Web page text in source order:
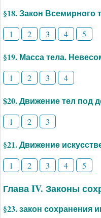
§18. Закон Всемирного
1 2 3 4 5
§19. Масса тела.
1 2 3 4
$20. Движение тел под
1 2 3
§21. Движение
1 2 3 4 5
Глава IV. Законы
§23. закон сохранения